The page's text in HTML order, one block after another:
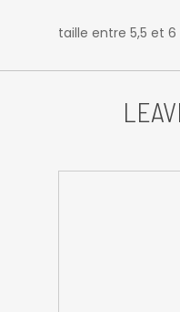
taille entre 5,5 et